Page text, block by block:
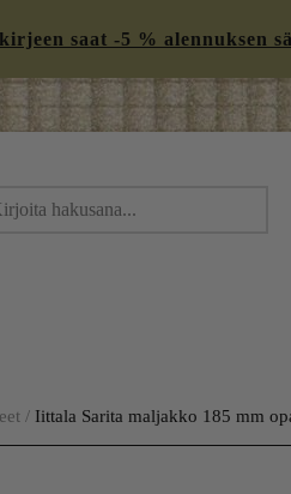
saat -5 % alennuksen
/ Iittala Sarita maljakko 185 mm